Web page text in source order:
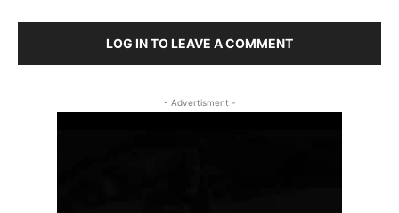
LOG IN TO LEAVE A COMMENT
- Advertisment -